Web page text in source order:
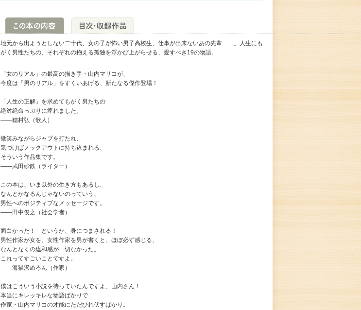
地元から出ようとしない二十代、女の子が怖い男子高校生、仕事が出来ないあの先輩……。人生にも
がく男性たちの、それぞれの抱える孤独を浮かび上がらせる、愛すべき19の物語。
「女のリアル」の最高の描き手・山内マリコが、
今度は「男のリアル」をすくいあげる、新たなる傑作登場！
「人生の正解」を求めてもがく男たちの
絶対絶命っぷりに痺れました。
――穂村弘（歌人）
微笑みながらジャブを打たれ、
気づけばノックアウトに持ち込まれる、
そういう作品集です。
――武田砂鉄（ライター）
この本は、いま以外の生き方もあるし、
なんとかなるんじゃないのっていう、
男性へのポジティブなメッセージです。
――田中俊之（社会学者）
面白かった！ というか、身につまされる！
男性作家が女を、女性作家を男が書くと、ほぼ必ず感じる、
なんとなくの違和感が一切なかった。
これってすごいことですよ。
――海猫沢めろん（作家）
僕はこういう小説を待っていたんですよ、山内さん！
本当にキレッキレな物語ばかりで
作家・山内マリコの才能にただひれ伏すばかり。